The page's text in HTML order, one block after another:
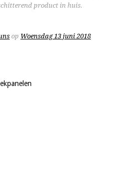
product in huis.
op Woensdag 13 juni 2018